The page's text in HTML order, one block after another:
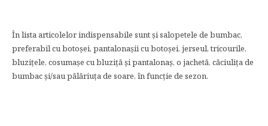
În lista articolelor indispensabile sunt și salopetele de bumbac,
preferabil cu botoșei, pantalonașii cu botoșei, jerseul, tricourile,
bluzițele, cosumașe cu bluziță și pantalonaș, o jachetă, căciulița de
bumbac și/sau pălăriuța de soare, în funcție de sezon.